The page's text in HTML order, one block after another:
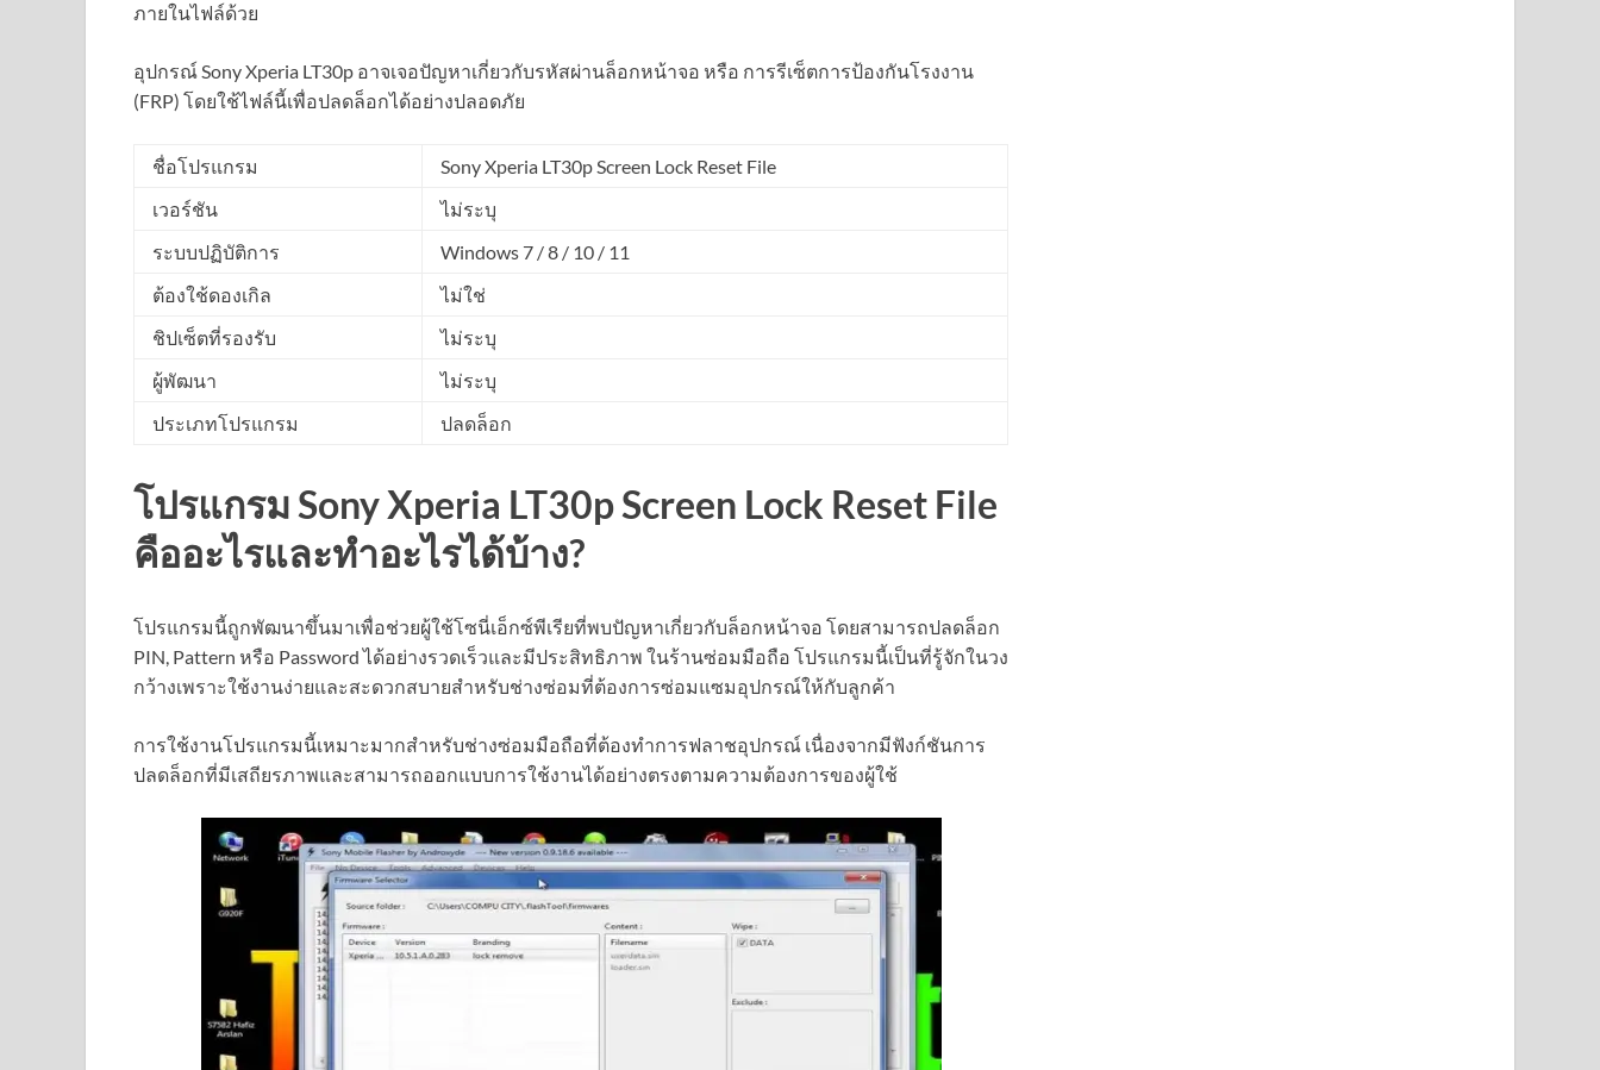
ภายในไฟล์ด้วย
อุปกรณ์ Sony Xperia LT30p อาจเจอปัญหาเกี่ยวกับรหัสผ่านล็อกหน้าจอ หรือ การรีเซ็ตการป้องกันโรงงาน
(FRP) โดยใช้ไฟล์นี้เพื่อปลดล็อกได้อย่างปลอดภัย
ชื่อโปรแกรม
Sony Xperia LT30p Screen Lock Reset File
เวอร์ชัน
ไม่ระบุ
ระบบปฏิบัติการ
Windows 7 / 8 / 10 / 11
ต้องใช้ดองเกิล
ไม่ใช่
ชิปเซ็ตที่รองรับ
ไม่ระบุ
ผู้พัฒนา
ไม่ระบุ
ประเภทโปรแกรม
ปลดล็อก
โปรแกรม Sony Xperia LT30p Screen Lock Reset File
คืออะไรและทำอะไรได้บ้าง?
โปรแกรมนี้ถูกพัฒนาขึ้นมาเพื่อช่วยผู้ใช้โซนี่เอ็กซ์พีเรียที่พบปัญหาเกี่ยวกับล็อกหน้าจอ โดยสามารถปลดล็อก
PIN, Pattern หรือ Password ได้อย่างรวดเร็วและมีประสิทธิภาพ ในร้านซ่อมมือถือ โปรแกรมนี้เป็นที่รู้จักในวง
กว้างเพราะใช้งานง่ายและสะดวกสบายสำหรับช่างซ่อมที่ต้องการซ่อมแซมอุปกรณ์ให้กับลูกค้า
การใช้งานโปรแกรมนี้เหมาะมากสำหรับช่างซ่อมมือถือที่ต้องทำการฟลาชอุปกรณ์ เนื่องจากมีฟังก์ชันการ
ปลดล็อกที่มีเสถียรภาพและสามารถออกแบบการใช้งานได้อย่างตรงตามความต้องการของผู้ใช้